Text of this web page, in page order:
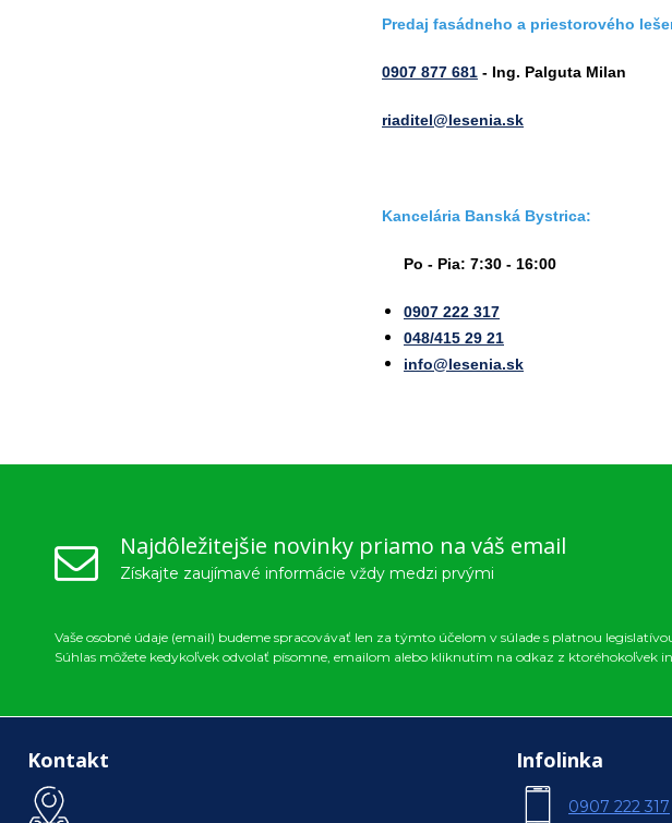
Predaj fasádneho a priestorového
0907 877 681 - Ing. Palguta Milan
riaditel@lesenia.sk
Kancelária Banská Bystrica:
Po - Pia: 7:30 - 16:00
0907 222 317
048/415 29 21
info@lesenia.sk
Najdôležitejšie novinky priamo na váš email
Získajte zaujímavé informácie vždy medzi prvými
Vaše osobné údaje (email) budeme spracovávať len za týmto účelom v súlade s platnou
Súhlas môžete kedykoľvek odvolať písomne, emailom alebo kliknutím na odkaz z ktoréhokoľvek
Kontakt Infolinka
0907 222 317